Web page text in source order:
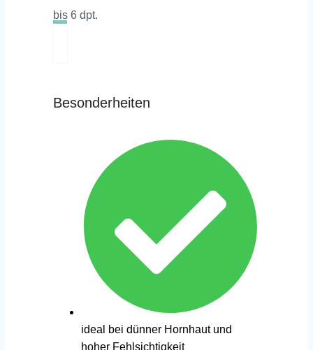
bis 6 dpt.
Besonderheiten
ideal bei dünner Hornhaut und
hoher Fehlsichtigkeit